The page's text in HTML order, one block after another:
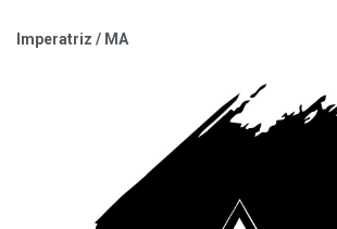
Imperatriz / MA